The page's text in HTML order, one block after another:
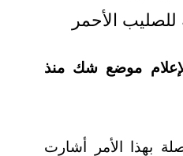
للصليب الأحمر
موضع شك منذ
بهذا الأمر أشارت